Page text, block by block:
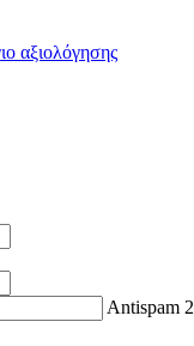
αξιολόγησης
Antispam 2